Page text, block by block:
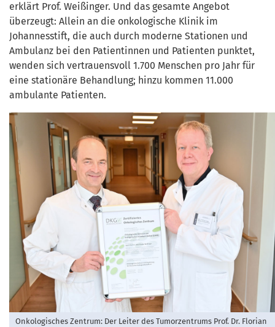
erklärt Prof. Weißinger. Und das gesamte Angebot
überzeugt: Allein an die onkologische Klinik im
Johannesstift, die auch durch moderne Stationen und
Ambulanz bei den Patientinnen und Patienten punktet,
wenden sich vertrauensvoll 1.700 Menschen pro Jahr für
eine stationäre Behandlung; hinzu kommen 11.000
ambulante Patienten.
Onkologisches Zentrum: Der Leiter des Tumorzentrums Prof. Dr. Florian